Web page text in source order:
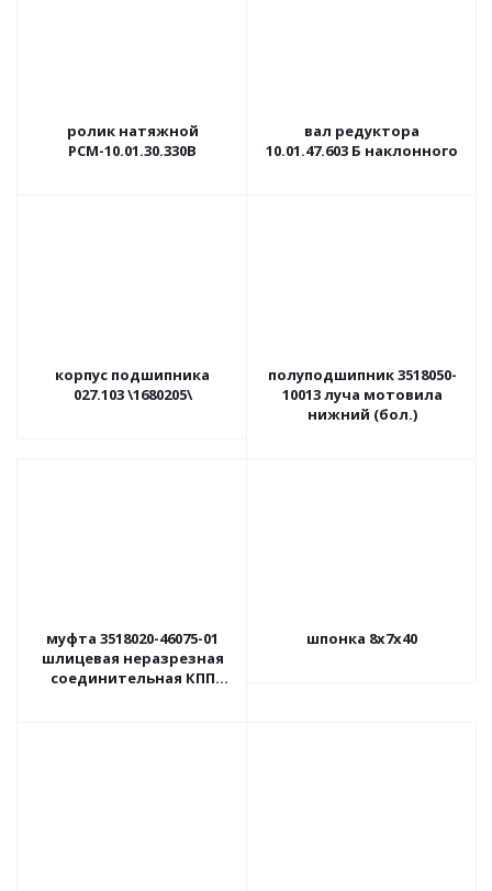
ролик натяжной
РСМ-10.01.30.330В
вал редуктора
10.01.47.603 Б наклонного
корпус подшипника
027.103 \1680205\
полуподшипник 3518050-
10013 луча мотовила
нижний (бол.)
муфта 3518020-46075-01
шлицевая неразрезная
соединительная КПП
шпонка 8х7х40